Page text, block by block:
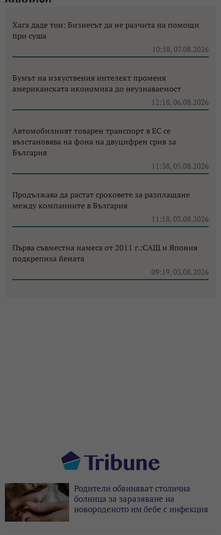
Хага даде тон: Бизнесът да не разчита на помощи
при суша
10:58, 07.08.2026
Бумът на изкуствения интелект променя
американската икономика до неузнаваемост
12:18, 06.08.2026
Автомобилният товарен транспорт в ЕС се
възстановява на фона на двуцифрен срив за
България
11:38, 05.08.2026
Продължава да растат сроковете за разплащане
между компаниите в България
11:18, 03.08.2026
Първа съвместна намеса от 2011 г.:САЩ и Япония
подкрепиха йената
09:19, 03.08.2026
Родители обвиняват столична
болница за заразяване на
новороденото им бебе с инфекция